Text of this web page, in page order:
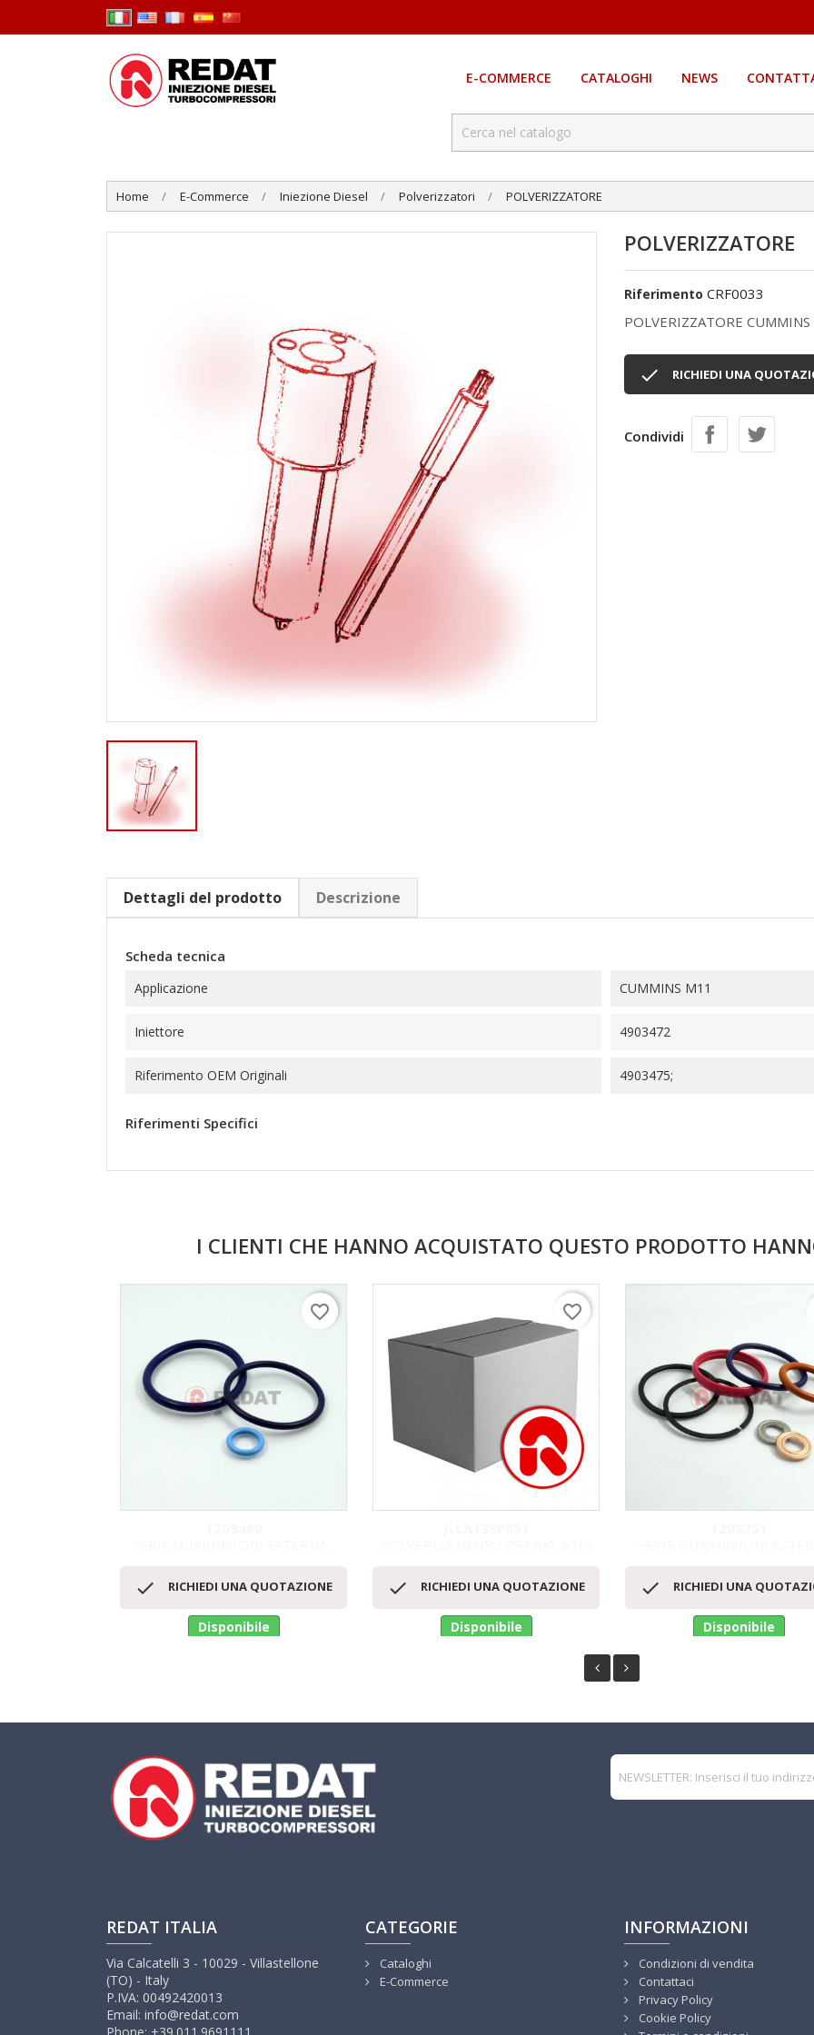
E-COMMERCE CATALOGHI NEWS
Home E-Commerce Iniezione Diesel Polverizzatori POLVERIZZATORE
POLVERIZZATORE
Riferimento CRF0033
POLVERIZZATORE
 RICHIEDI UNA
Condividi
Dettagli del prodotto Descrizione
Scheda tecnica
Applicazione CUMMINS M11
Iniettore 4903472
Riferimento OEM Originali 4903475;
Riferimenti Specifici
I CLIENTI CHE HANNO ACQUISTATO QUESTO PRODOTTO
Anteprima
 RICHIEDI UNA QUOTAZIONE
Disponibile
favorite_border
Anteprima
 RICHIEDI UNA QUOTAZIONE
Disponibile
favorite_border
Anteprima
 RICHIEDI UNA
Disponibile
REDAT ITALIA
Via Calcatelli 3 - 10029 - Villastellone
(TO) - Italy
P.IVA: 00492420013
Email: info@redat.com
CATEGORIE
Cataloghi
E-Commerce
INFORMAZIONI
Condizioni di vendita
Contattaci
Privacy Policy
Cookie Policy